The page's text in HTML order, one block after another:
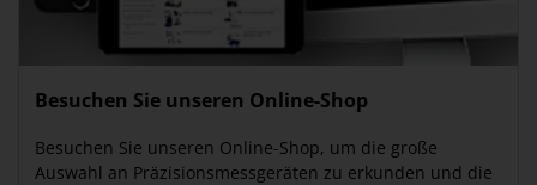
Besuchen Sie unseren Online-Shop
Besuchen Sie unseren Online-Shop, um die große
Auswahl an Präzisionsmessgeräten zu erkunden und die